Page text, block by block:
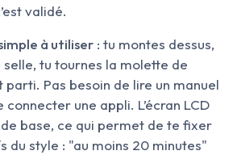
validé.
à utiliser : tu montes dessus,
selle, tu tournes la molette de
parti. Pas besoin de lire un manuel
une appli. L’écran LCD
base, ce qui permet de te fixer
du style : "au moins 20 minutes"